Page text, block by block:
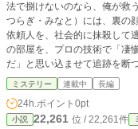
法で捌けないのなら、俺が救
つらぎ・みなと）には、裏の
依頼人を、社会的に抹殺して
の部屋を、プロの技術で「凄
だ」と思い込ませて追跡を断つ。 しかし、その完璧すぎる偽装工作は、
女刑事・一ノ瀬玲奈の正義感
常者よ。必ず私が捕まえる」
代の殺人鬼」として追い詰められていく。 正義とは何か
を救うことか。 これは、世
ミステリー 連載中 長編
24h.ポイント 0pt
小説 22,261 位 / 22,261件